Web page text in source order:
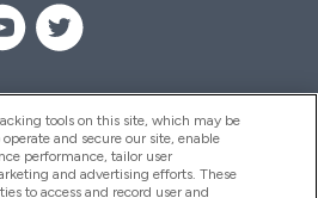
tools on this site, which may be
and secure our site, enable
performance, tailor user
and advertising efforts. These
to access and record user and